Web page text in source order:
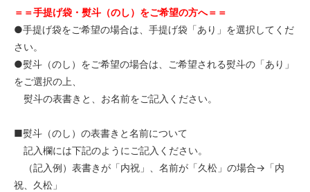
＝＝手提げ袋・熨斗（のし）をご希望の方へ＝＝
●手提げ袋をご希望の場合は、手提げ袋「あり」を選択してくだ
さい。
●熨斗（のし）をご希望の場合は、ご希望される熨斗の「あり」
をご選択の上、
熨斗の表書きと、お名前をご記入ください。
■熨斗（のし）の表書きと名前について
記入欄には下記のようにご記入ください。
（記入例）表書きが「内祝」、名前が「久松」の場合→「内
祝、久松」